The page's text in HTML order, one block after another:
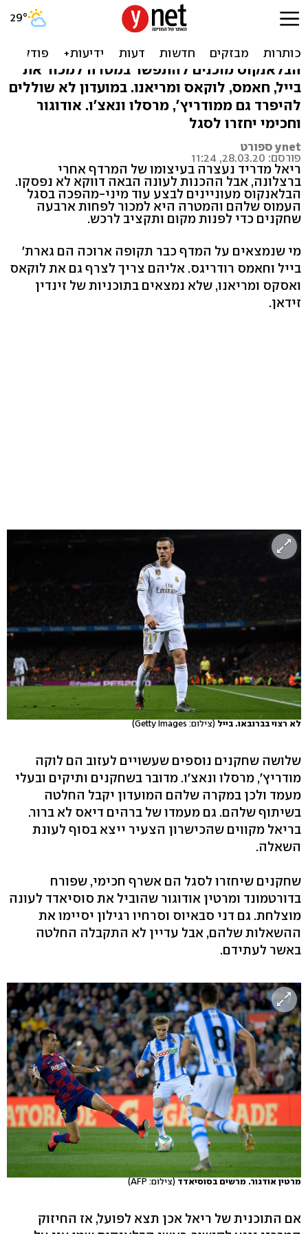
המטרה של ריאל: למכור
לפחות ארבעה שחקנים בקיץ
הבלאנקוס מוכנים להתפשר במטרה למכור את
בייל, חאמס, לוקאס ומריאנו. במועדון לא שוללים
להיפרד גם ממודריץ', מרסלו ונאצ'ו. אודוגור
וחכימי יחזרו לסגל
ynet ספורט
פורסם: 28.03.20, 11:24
ריאל מדריד נעצרה בעיצומו של המרדף אחרי
ברצלונה, אבל ההכנות לעונה הבאה דווקא לא נפסקו.
הבלאנקוס מעוניינים לבצע עוד מיני-מהפכה בסגל
העמוס שלהם והמטרה היא למכור לפחות ארבעה
שחקנים כדי לפנות מקום ותקציב לרכש.
מי שנמצאים על המדף כבר תקופה ארוכה הם גארת'
בייל וחאמס רודריגס. אליהם צריך לצרף גם את לוקאס
ואסקס ומריאנו, שלא נמצאים בתוכניות של זינדין
זידאן.
לא רצוי בברנבאו. בייל (צילום: Getty Images)
שלושה שחקנים נוספים שעשויים לעזוב הם לוקה
מודריץ', מרסלו ונאצ'ו. מדובר בשחקנים ותיקים ובעלי
מעמד ולכן במקרה שלהם המועדון יקבל החלטה
בשיתוף שלהם. גם מעמדו של ברהים דיאס לא ברור.
בריאל מקווים שהכישרון הצעיר ייצא בסוף לעונת
השאלה.
שחקנים שיחזרו לסגל הם אשרף חכימי, שפורח
בדורטמונד ומרטין אודוגור שהוביל את סוסיאדד לעונה
מוצלחת. גם דני סבאיוס וסרחיו רגילון יסיימו את
ההשאלות שלהם, אבל עדיין לא התקבלה החלטה
באשר לעתידם.
מרטין אודגור. מרשים בסוסיאדד(צילום: AFP)
אם התוכנית של ריאל אכן תצא לפועל, אז החיזוק